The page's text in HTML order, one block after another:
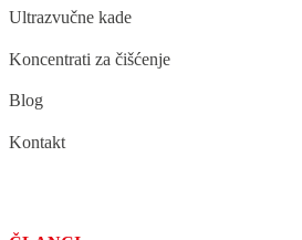
Ultrazvučne kade
Koncentrati za čišćenje
Blog
Kontakt